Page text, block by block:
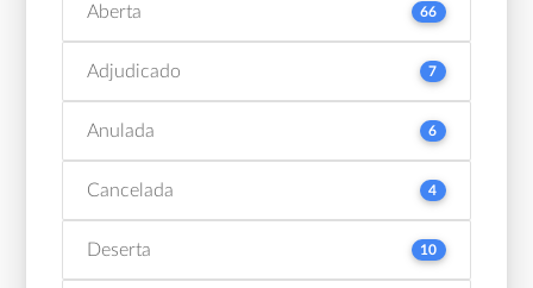
Aberta 66
Adjudicado 7
Anulada 6
Cancelada 4
Deserta 10